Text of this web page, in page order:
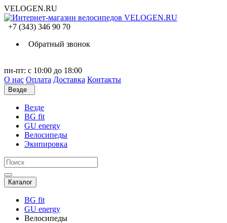
VELOGEN.RU
+7 (343) 346 90 70
Обратный звонок
пн-пт: с 10:00 до 18:00
О нас Оплата Доставка Контакты
Везде
Везде
BG fit
GU energy
Велосипеды
Экипировка
Каталог
BG fit
GU energy
Велосипеды